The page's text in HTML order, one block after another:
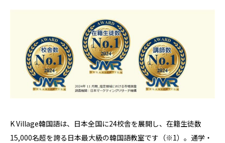
K Village韓国語は、日本全国に24校舎を展開し、在籍生徒数
15,000名超を誇る日本最大級の韓国語教室です（※1）。通学・